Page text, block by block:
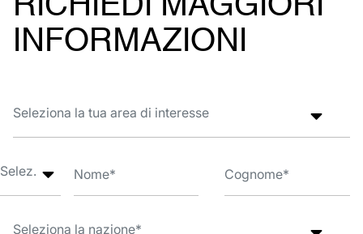
INFORMAZIONI